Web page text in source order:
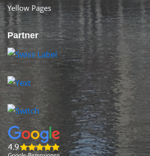
Yellow Pages
Partner